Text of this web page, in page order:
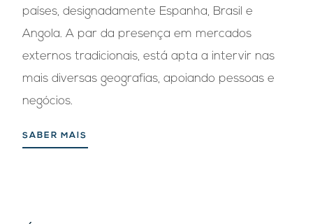
países, designadamente Espanha, Brasil e
Angola. A par da presença em mercados
externos tradicionais, está apta a intervir nas
mais diversas geografias, apoiando pessoas e
negócios.
SABER MAIS